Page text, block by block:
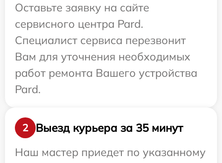
Оставьте заявку на сайте
сервисного центра Pard.
Специалист сервиса перезвонит
Вам для уточнения необходимых
работ ремонта Вашего устройства
Pard.
2
Выезд курьера за 35 минут
Наш мастер приедет по указанному